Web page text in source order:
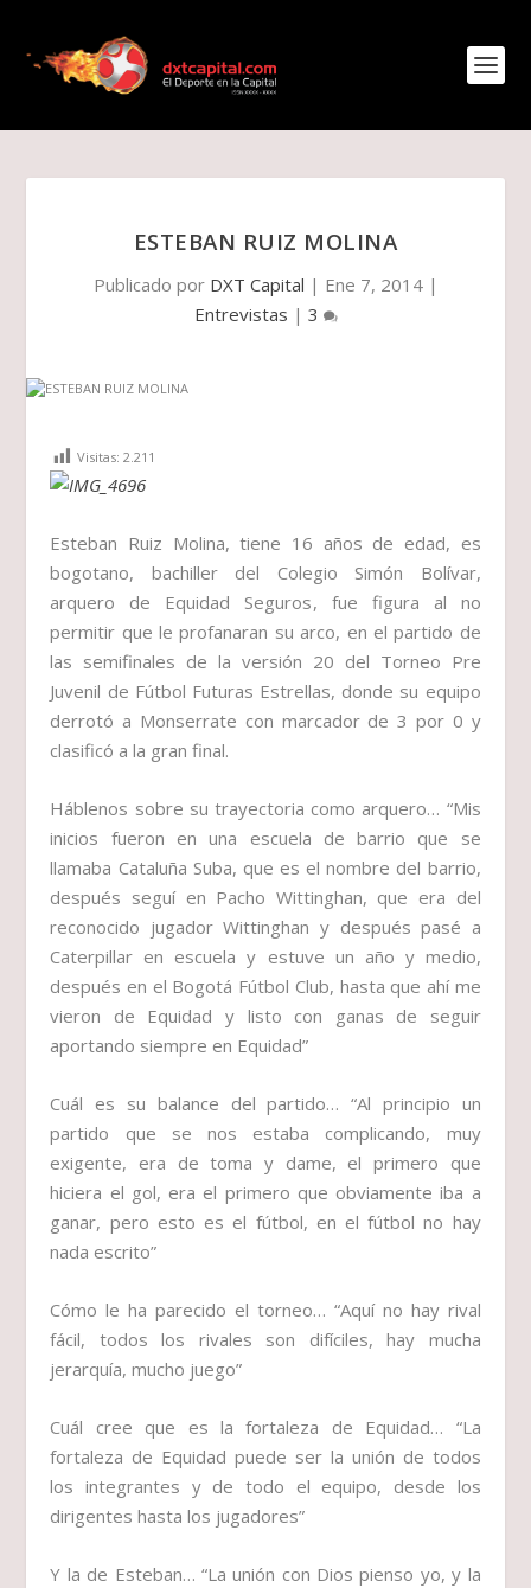
ESTEBAN RUIZ MOLINA
Publicado por DXT Capital | Ene 7, 2014|
Entrevistas | 3
Visitas: 2.211
Esteban Ruiz Molina,tiene 16 años de edad, es
bogotano, bachiller del Colegio Simón Bolívar,
arquero de Equidad Seguros, fue figura al no
permitir que le profanaran su arco, en el partido de
las semifinales de la versión 20 del Torneo Pre
Juvenil de Fútbol Futuras Estrellas, donde su equipo
derrotó a Monserrate con marcador de 3 por 0 y
clasificó a la gran final.
Háblenos sobre su trayectoria como arquero… “Mis
inicios fueron en una escuela de barrio que se
llamaba Cataluña Suba, que es el nombre del barrio,
después seguí en Pacho Wittinghan, que era del
reconocido jugador Wittinghan y después pasé a
Caterpillar en escuela y estuve un año y medio,
después en el Bogotá Fútbol Club, hasta que ahí me
vieron de Equidad y listo con ganas de seguir
aportando siempre en Equidad”
Cuál es su balance del partido…“Al principio un
partido que se nos estaba complicando, muy
exigente, era de toma y dame, el primero que
hiciera el gol, era el primero que obviamente iba a
ganar, pero esto es el fútbol, en el fútbol no hay
nada escrito”
Cómo le ha parecido el torneo… “Aquí no hay rival
fácil, todos los rivales son difíciles, hay mucha
jerarquía, mucho juego”
Cuál cree que es la fortaleza de Equidad… “La
fortaleza de Equidad puede ser la unión de todos
los integrantes y de todo el equipo, desde los
dirigentes hasta los jugadores”
Y la de Esteban… “La unión con Dios pienso yo, y la